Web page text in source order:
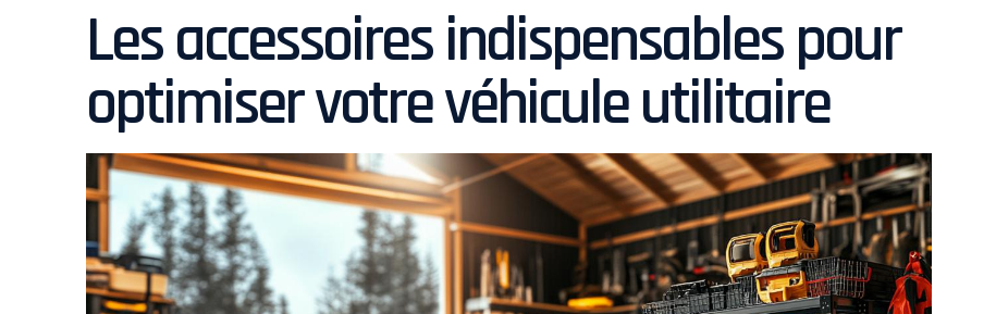
Les accessoires indispensables pour
optimiser votre véhicule utilitaire